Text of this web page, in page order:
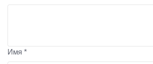
Имя *